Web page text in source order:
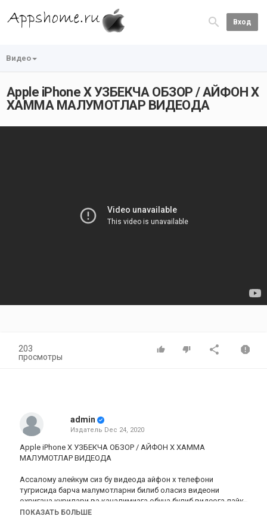
Вход
Видео
Apple iPhone X УЗБЕКЧА ОБЗОР / АЙФОН Х
ХАММА МАЛУМОТЛАР ВИДЕОДА
203
просмотры
admin
Издатель Dec 24, 2020
Apple iPhone X УЗБЕКЧА ОБЗОР / АЙФОН Х ХАММА
МАЛУМОТЛАР ВИДЕОДА
Ассалому алейкум сиз бу видеода айфон х телефони
тугрисида барча малумотларни билиб оласиз видеони
охригача курилари ва каналимизга обуна булиб видеога лайк
босиб куйинг рахмат олдиндан
ПОКАЗАТЬ БОЛЬШЕ